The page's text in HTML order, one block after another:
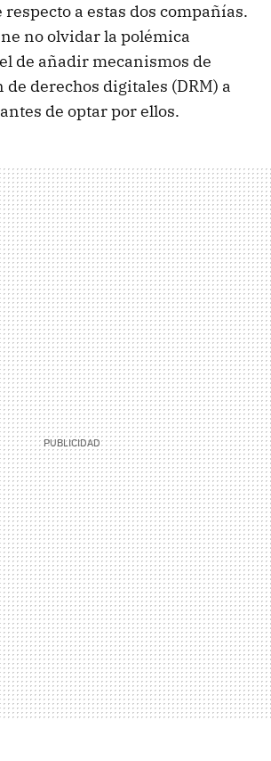
a estas dos compañías.
no olvidar la polémica
de añadir mecanismos de
derechos digitales (DRM) a
de optar por ellos.